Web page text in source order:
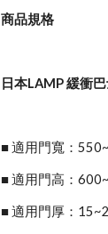
商品規格
日本LAMP 緩衝
■ 適用門寬：
■ 適用門高：
■ 適用門厚：